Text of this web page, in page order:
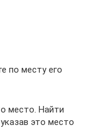
по месту его
место. Найти
это место